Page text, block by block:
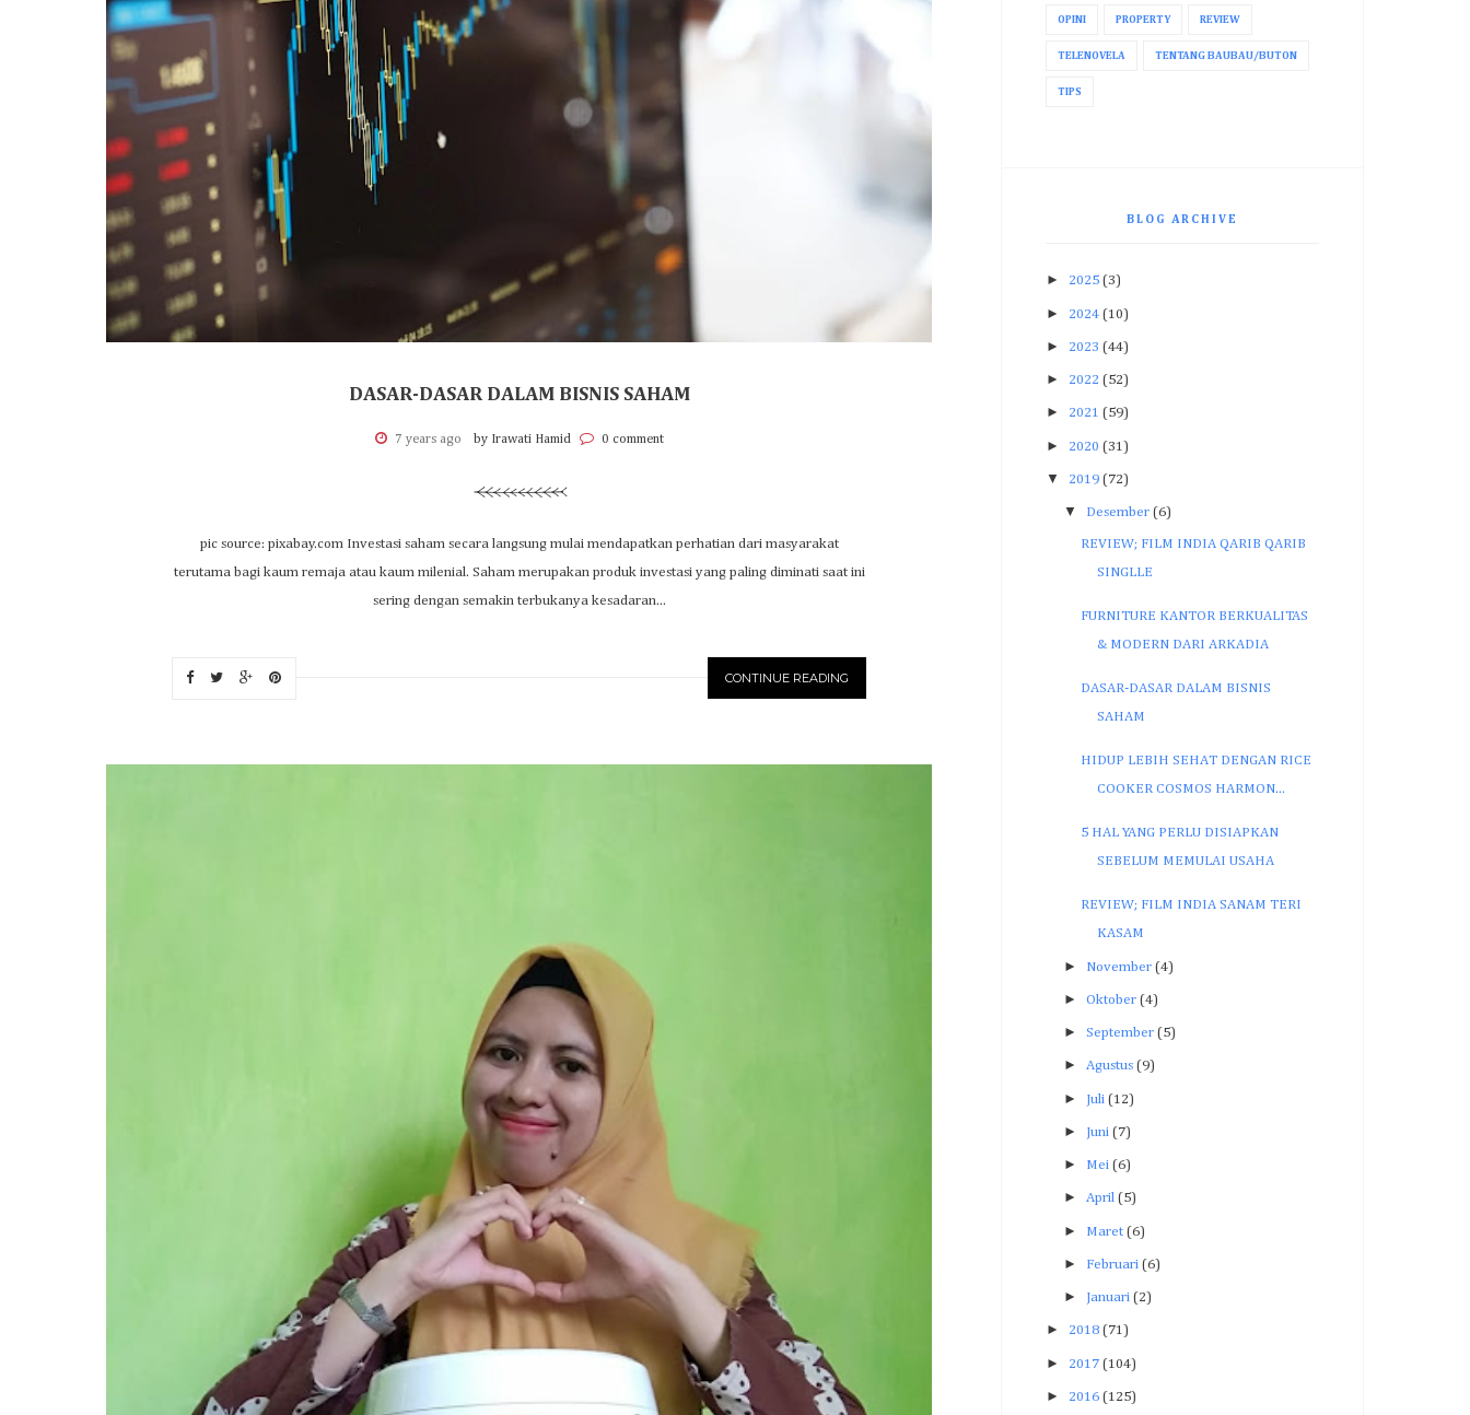
DASAR-DASAR DALAM BISNIS SAHAM
7 years ago by Irawati Hamid 0 comment
pic source: pixabay.com Investasi saham secara langsung mulai mendapatkan perhatian dari masyarakat
terutama bagi kaum remaja atau kaum milenial. Saham merupakan produk investasi yang paling diminati saat ini
sering dengan semakin terbukanya kesadaran...
CONTINUE READING
OPINI PROPERTY REVIEW
TELENOVELA TENTANG BAUBAU/BUTON
TIPS
BLOG ARCHIVE
► 2025 (3)
► 2024 (10)
► 2023 (44)
► 2022 (52)
► 2021 (59)
► 2020 (31)
▼ 2019 (72)
▼ Desember (6)
REVIEW; FILM INDIA QARIB QARIB
SINGLLE
FURNITURE KANTOR BERKUALITAS
& MODERN DARI ARKADIA
DASAR-DASAR DALAM BISNIS
SAHAM
HIDUP LEBIH SEHAT DENGAN RICE
COOKER COSMOS HARMON...
5 HAL YANG PERLU DISIAPKAN
SEBELUM MEMULAI USAHA
REVIEW; FILM INDIA SANAM TERI
KASAM
► November (4)
► Oktober (4)
► September (5)
► Agustus (9)
► Juli (12)
► Juni (7)
► Mei (6)
► April (5)
► Maret (6)
► Februari (6)
► Januari (2)
► 2018 (71)
► 2017 (104)
► 2016 (125)